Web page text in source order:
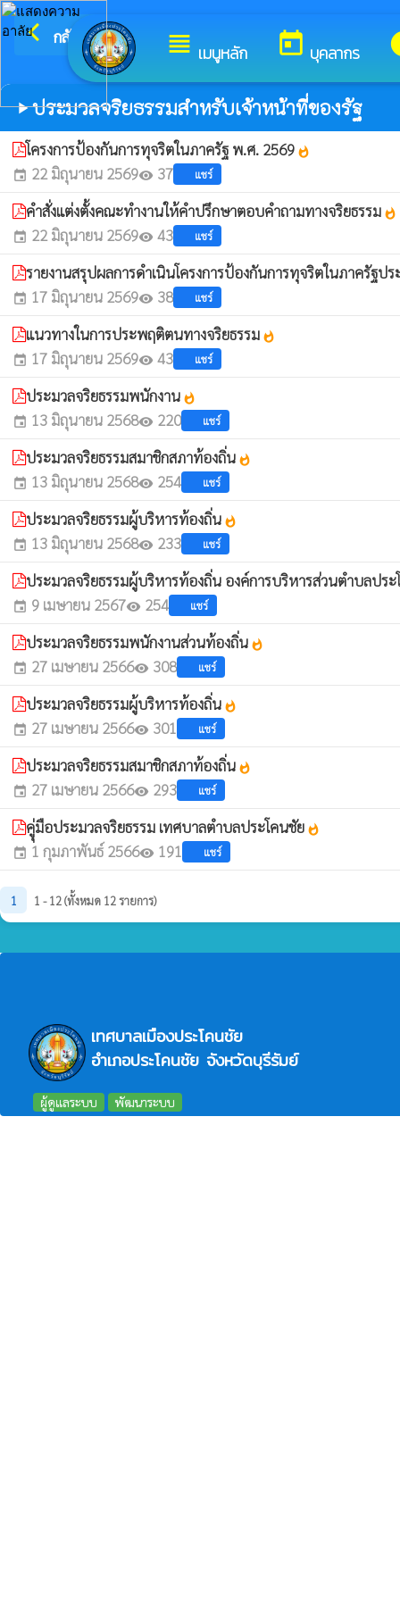
view_headline เมนูหลัก today บุคลากร
arrow_back_ios กลับเมนูหลัก ยินดีต้อ
play_arrowประมวลจริยธรรมสำหรับเจ้าหน้าที่ของรัฐ
โครงการป้องกันการทุจริตในภาครัฐ พ.ศ. 2569 whatshot
event 22 มิถุนายน 2569visibility 37 แชร์
คำสั่งแต่งตั้งคณะทำงานให้คำปรึกษาตอบคำถามทางจริยธรรม whatshot
event 22 มิถุนายน 2569visibility 43 แชร์
รายงานสรุปผลการดำเนินโครงการป้องกันการทุจริตในภาครัฐป
event 17 มิถุนายน 2569visibility 38 แชร์
แนวทางในการประพฤติตนทางจริยธรรม whatshot
event 17 มิถุนายน 2569visibility 43 แชร์
ประมวลจริยธรรมพนักงาน whatshot
event 13 มิถุนายน 2568visibility 220 แชร์
ประมวลจริยธรรมสมาชิกสภาท้องถิ่น whatshot
event 13 มิถุนายน 2568visibility 254 แชร์
ประมวลจริยธรรมผู้บริหารท้องถิ่น whatshot
event 13 มิถุนายน 2568visibility 233 แชร์
ประมวลจริยธรรมผู้บริหารท้องถิ่น องค์การบริหารส่วนตำบลปร
event 9 เมษายน 2567visibility 254 แชร์
ประมวลจริยธรรมพนักงานส่วนท้องถิ่น whatshot
event 27 เมษายน 2566visibility 308 แชร์
ประมวลจริยธรรมผู้บริหารท้องถิ่น whatshot
event 27 เมษายน 2566visibility 301 แชร์
ประมวลจริยธรรมสมาชิกสภาท้องถิ่น whatshot
event 27 เมษายน 2566visibility 293 แชร์
คูุ่มือประมวลจริยธรรม เทศบาลตำบลประโคนชัย whatshot
event 1 กุมภาพันธ์ 2566visibility 191 แชร์
1 1 - 12 (ทั้งหมด 12 รายการ)
เทศบาลเมืองประโคนชัย
อำเภอประโคนชัย จังหวัดบุรีรัมย์
ผู้ดูแลระบบ พัฒนาระบบ